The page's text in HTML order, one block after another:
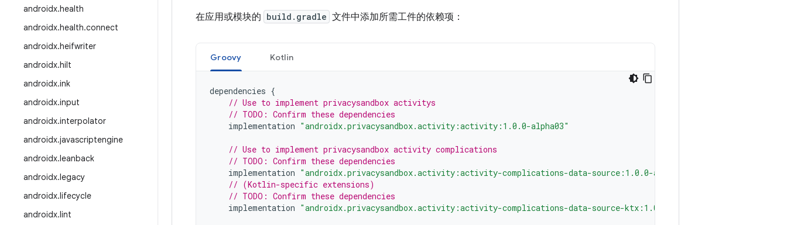
androidx.health
androidx.health.connect
androidx.heifwriter
androidx.hilt
androidx.ink
androidx.input
androidx.interpolator
androidx.javascriptengine
androidx.leanback
androidx.legacy
androidx.lifecycle
androidx.lint
在应用或模块的 build.gradle 文件中添加所需工件的依赖项：
Groovy Kotlin
dependencies {
// Use to implement privacysandbox activitys
// TODO: Confirm these dependencies
implementation "androidx.privacysandbox.activity:activity:1.0.0-alpha03"
// Use to implement privacysandbox activity complications
// TODO: Confirm these dependencies
implementation "androidx.privacysandbox.activity:activity-complications-data-source:1.0.0-alpha03"
// (Kotlin-specific extensions)
// TODO: Confirm these dependencies
implementation "androidx.privacysandbox.activity:activity-complications-data-source-ktx:1.0.0-alpha03"